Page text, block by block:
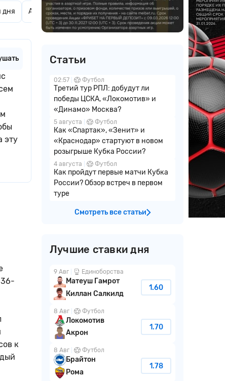
дня Актуальные новости Комментарии
эту
36-
к
Статьи
02:57 Футбол
Третий тур РПЛ: добудут ли
победы ЦСКА, «Локомотив» и
«Динамо» Москва?
5 августа Футбол
Как «Спартак», «Зенит» и
«Краснодар» стартуют в новом
розыгрыше Кубка России?
4 августа Футбол
Как пройдут первые матчи Кубка
России? Обзор встреч в первом
туре
Смотреть все статьи
Лучшие ставки дня
9 Авг Единоборства
Матеуш Гамрот
Киллан Салкилд
1.60
8 Авг Футбол
Локомотив
Акрон
1.70
8 Авг Футбол
Брайтон
Рома
1.78